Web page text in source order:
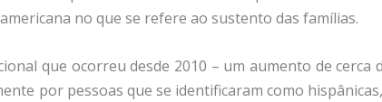
no que se refere ao sustento das famílias.
que ocorreu desde 2010 – um aumento de cerca
por pessoas que se identificaram como